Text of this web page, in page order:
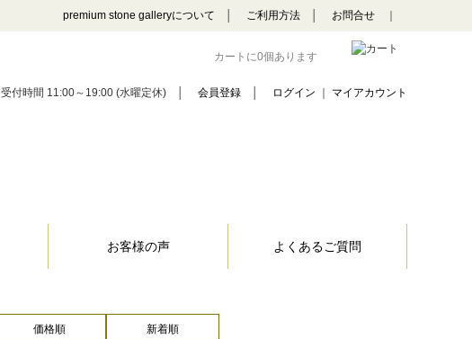
premium stone galleryについて ご利用方法 お問合せ
カートに0個あります
受付時間 11:00～19:00 (水曜定休) 会員登録 ログイン ｜ マイアカウント
お客様の声 よくあるご質問
価格順 新着順